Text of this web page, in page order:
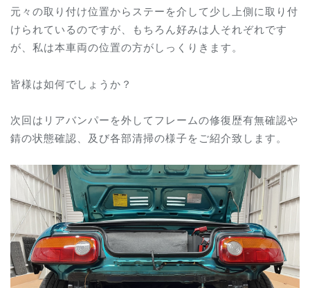
元々の取り付け位置からステーを介して少し上側に取り付
けられているのですが、もちろん好みは人それぞれです
が、私は本車両の位置の方がしっくりきます。
皆様は如何でしょうか？
次回はリアバンパーを外してフレームの修復歴有無確認や
錆の状態確認、及び各部清掃の様子をご紹介致します。